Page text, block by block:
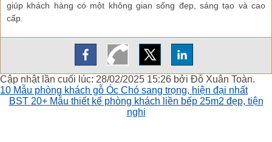
giúp khách hàng có một không gian sống đẹp, sáng tạo và cao
cấp.
Cập nhật lần cuối lúc: 28/02/2025 15:26 bởi Đỗ Xuân Toàn.
10 Mẫu phòng khách gỗ Óc Chó sang trọng, hiện đại nhất
BST 20+ Mẫu thiết kế phòng khách liền bếp 25m2 đẹp, tiện
nghi